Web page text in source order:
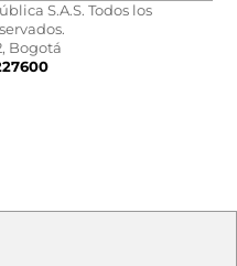
S.A.S. Todos los
Bogotá